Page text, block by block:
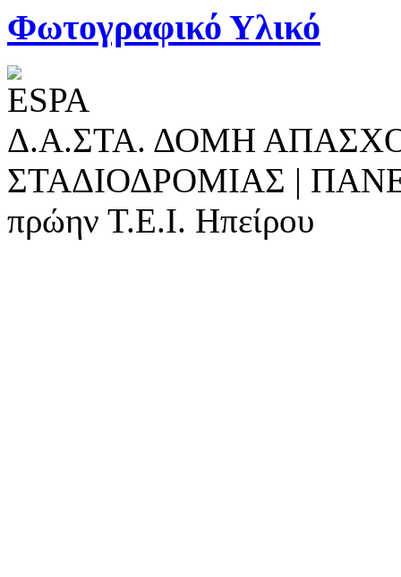
Φωτογραφικό Υλικό
Δ.Α.ΣΤΑ. ΔΟΜΗ
ΣΤΑΔΙΟΔΡΟΜΙΑΣ |
πρώην Τ.Ε.Ι. Ηπείρου